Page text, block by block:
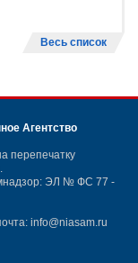
Весь список
Агентство
перепечатку
ЭЛ № ФС 77 -
info@niasam.ru